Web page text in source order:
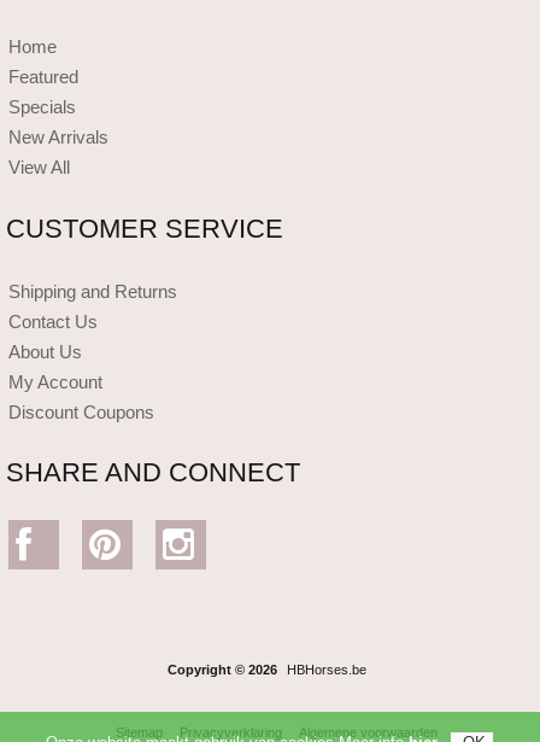
Home
Featured
Specials
New Arrivals
View All
CUSTOMER SERVICE
Shipping and Returns
Contact Us
About Us
My Account
Discount Coupons
SHARE AND CONNECT
Copyright © 2026 HBHorses.be
Sitemap Privacyverklaring Algemene voorwaarden